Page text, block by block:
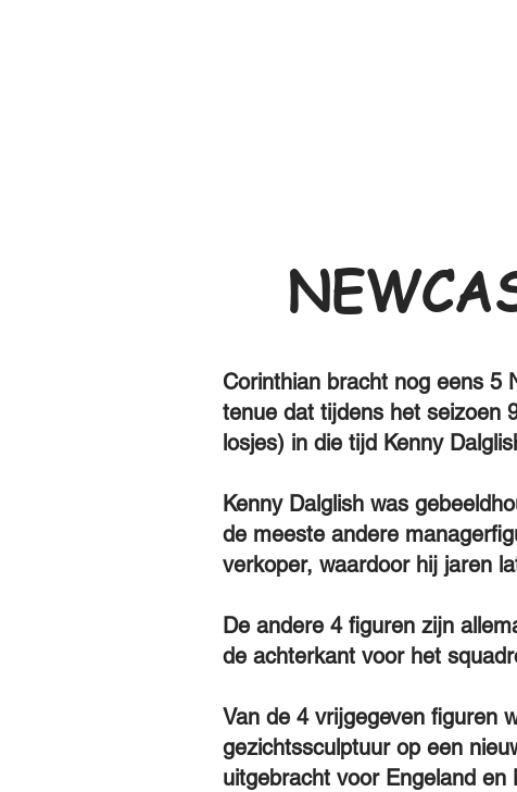
Corinthian bracht nog eens 5
tenue dat tijdens het seizoen
losjes) in die tijd Kenny
Kenny Dalglish was
de meeste andere
verkoper, waardoor hij jaren
De andere 4 figuren zijn
de achterkant voor het
Van de 4 vrijgegeven figuren
gezichtssculptuur op een
uitgebracht voor Engeland